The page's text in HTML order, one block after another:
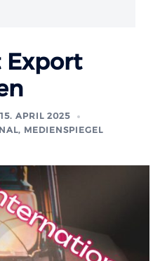
Export
15. APRIL 2025
, MEDIENSPIEGEL